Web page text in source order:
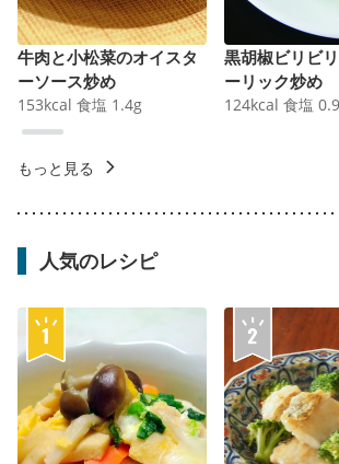
牛肉と小松菜のオイスタ
ーソース炒め
153kcal 食塩 1.4g
黒胡椒ビリビ
ーリック炒め
124kcal 食塩 0.9
もっと見る
人気のレシピ